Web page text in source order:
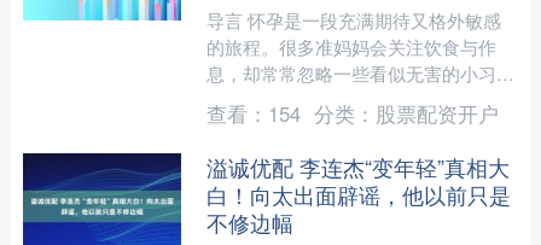
导言 怀孕是一段充满期待又格外敏感
的旅程。很多准妈妈会关注饮食与作
息，却常常忽略一些看似无害的小习
惯，比如轻轻摸肚子、晚睡、运动方式
不当等。 它们表面不起眼，但....
查看： 154 分类： 股票配资开户
溢诚优配 李连杰“变年轻”真相大
白！向太出面辟谣，他以前只是
不修边幅